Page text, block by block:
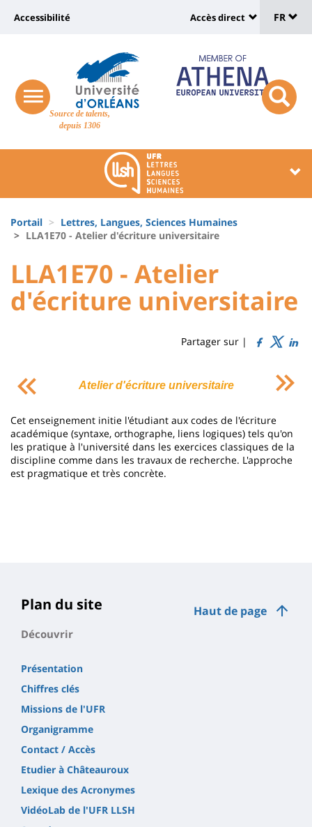
Site
Source de talents,
depuis 1306
Recherche
responsive
menu
button
Université
vers
page
accessibilité
Accessibilité
:
Shortcut
links
Accès direct
de
FR
Block
liste
composantes
d'Ariane
Portail
Lettres, Langues, Sciences Humaines
LLA1E70 - Atelier d'écriture universitaire
University
:
Sidebar
University
:
Main
Titre
LLA1E70 - Atelier
d'écriture universitaire
Partager sur |
Contenu
de
la
page
principale
Atelier d'écriture universitaire
Cet enseignement initie l'étudiant aux codes de l'écriture
académique (syntaxe, orthographe, liens logiques) tels qu'on
les pratique à l'université dans les exercices classiques de la
discipline comme dans les travaux de recherche. L'approche
est pragmatique et très concrète.
Haut de page
Plan du site
Découvrir
Présentation
Chiffres clés
Missions de l'UFR
Organigramme
Contact / Accès
Etudier à Châteauroux
Lexique des Acronymes
VidéoLab de l'UFR LLSH